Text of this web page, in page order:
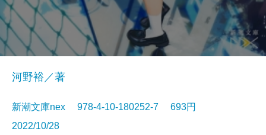
河野裕／著
新潮文庫nex 978-4-10-180252-7 693円
2022/10/28